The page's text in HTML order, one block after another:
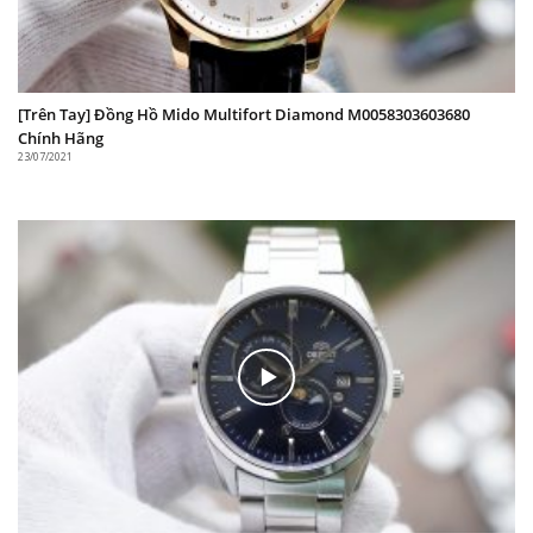
Orient Star RE-AT0001L00B sử dụng bộ máy cơ
Đồng Hồ cơ này sử dụng bộ máy F6R42 có độ chính
xác cao tạo nên sự chuyển động ăn rơ rất nhịp
[Trên Tay] Đồng Hồ Mido Multifort Diamond M0058303603680
Chính Hãng
23/07/2021